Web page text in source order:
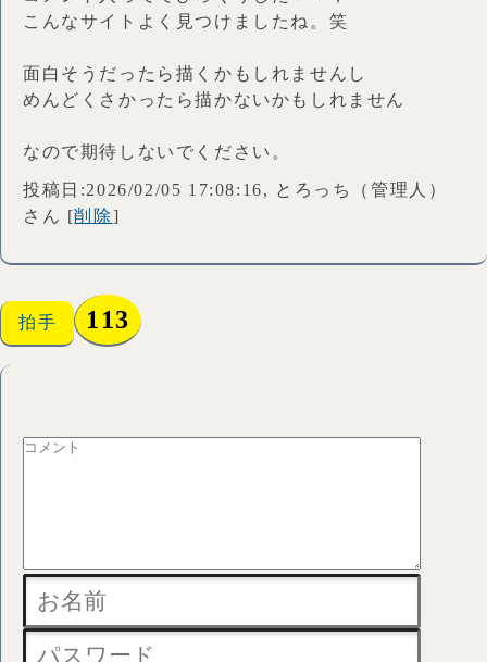
こんなサイトよく見つけましたね。笑
面白そうだったら描くかもしれませんし
めんどくさかったら描かないかもしれません
なので期待しないでください。
投稿日:2026/02/05 17:08:16, とろっち（管理人）
さん [削除]
拍手 113